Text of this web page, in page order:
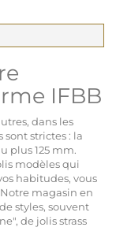
IFBB
dans les
sont strictes : la
plus 125 mm.
modèles qui
habitudes, vous
magasin en
styles, souvent
de jolis strass